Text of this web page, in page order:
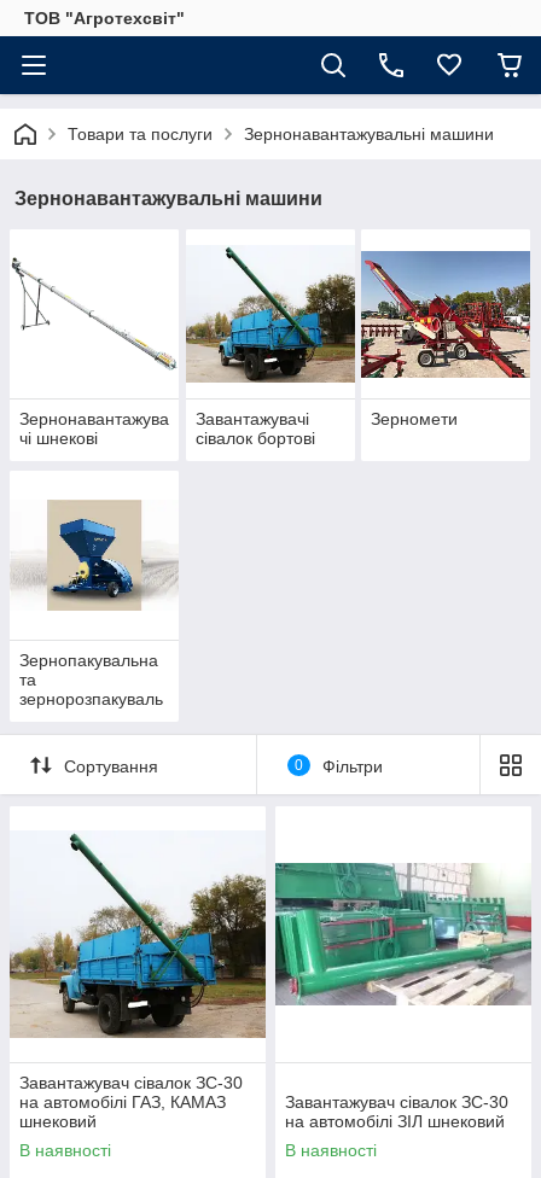
ТОВ "Агротехсвіт"
Товари та послуги Зернонавантажувальні машини
Зернонавантажувальні машини
Зернонавантажува
чі шнекові
Завантажувачі
сівалок бортові
Зерномети
Зернопакувальна
та
зернорозпакуваль
Сортування 0 Фільтри
Завантажувач сівалок ЗС-30
на автомобілі ГАЗ, КАМАЗ
шнековий
В наявності
Завантажувач сівалок ЗС-30
на автомобілі ЗІЛ шнековий
В наявності